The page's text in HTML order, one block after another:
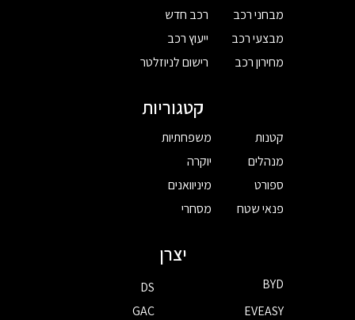
מבחני רכב
מבצעי רכב
מחירון רכב
רכב חדש
ייעוץ רכב
רישום לניוזלטר
קטגוריות
קטנות
מנהלים
ספורט
פנאי שטח
משפחתיות
יוקרה
מיניוואנים
מסחרי
יצרן
BYD
DS
EVEASY
GAC